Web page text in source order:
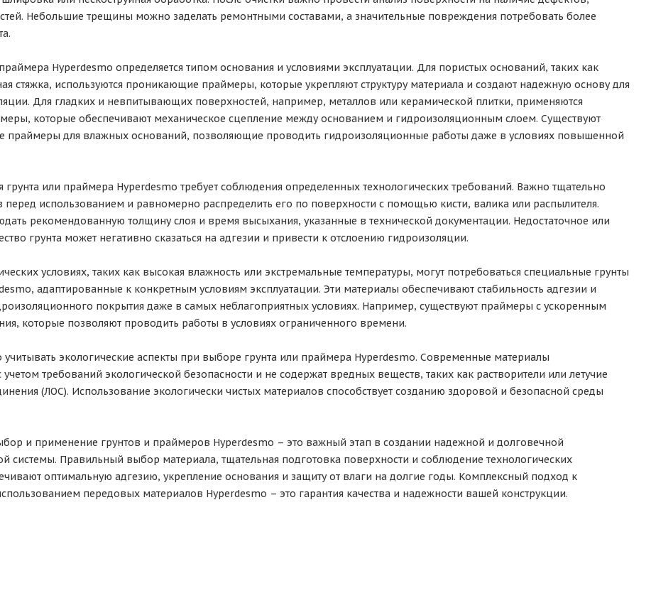
Небольшие трещины можно заделать ремонтными составами, а значительные повреждения потребовать более
Hyperdesmo определяется типом основания и условиями эксплуатации. Для пористых оснований, таких как
стяжка, используются проникающие праймеры, которые укрепляют структуру материала и создают надежную основу для
Для гладких и невпитывающих поверхностей, например, металлов или керамической плитки, применяются
которые обеспечивают механическое сцепление между основанием и гидроизоляционным слоем. Существуют
праймеры для влажных оснований, позволяющие проводить гидроизоляционные работы даже в условиях повышенной
грунта или праймера Hyperdesmo требует соблюдения определенных технологических требований. Важно тщательно
перед использованием и равномерно распределить его по поверхности с помощью кисти, валика или распылителя.
рекомендованную толщину слоя и время высыхания, указанные в технической документации. Недостаточное или
грунта может негативно сказаться на адгезии и привести к отслоению гидроизоляции.
условиях, таких как высокая влажность или экстремальные температуры, могут потребоваться специальные грунты
адаптированные к конкретным условиям эксплуатации. Эти материалы обеспечивают стабильность адгезии и
покрытия даже в самых неблагоприятных условиях. Например, существуют праймеры с ускоренным
которые позволяют проводить работы в условиях ограниченного времени.
экологические аспекты при выборе грунта или праймера Hyperdesmo. Современные материалы
учетом требований экологической безопасности и не содержат вредных веществ, таких как растворители или летучие
(ЛОС). Использование экологически чистых материалов способствует созданию здоровой и безопасной среды
и применение грунтов и праймеров Hyperdesmo – это важный этап в создании надежной и долговечной
системы. Правильный выбор материала, тщательная подготовка поверхности и соблюдение технологических
оптимальную адгезию, укрепление основания и защиту от влаги на долгие годы. Комплексный подход к
передовых материалов Hyperdesmo – это гарантия качества и надежности вашей конструкции.